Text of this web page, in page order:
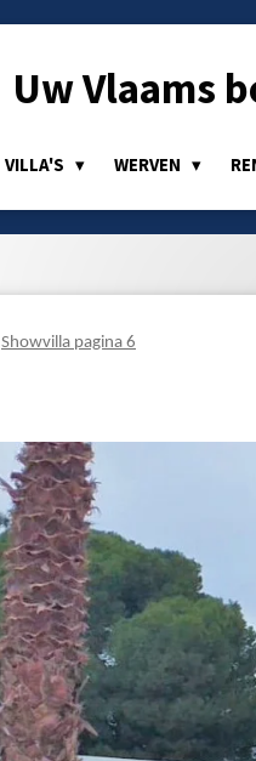
Uw Vlaams
VILLA'S WERVEN
Showvilla pagina 6